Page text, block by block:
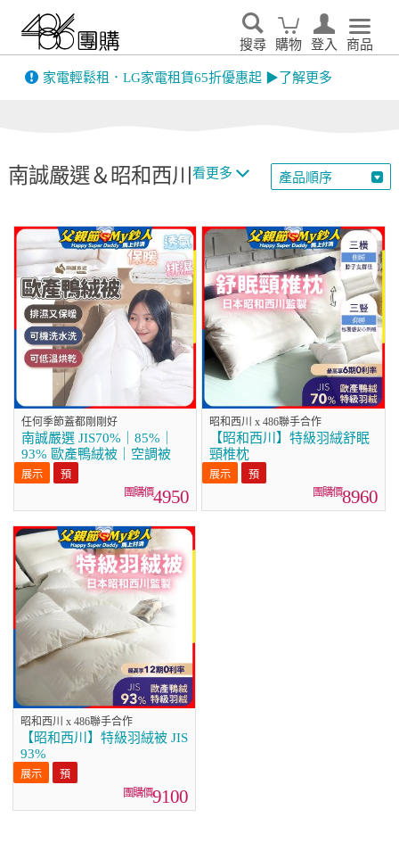
搜尋 購物 登入 商品
家電輕鬆租．LG家電租賃65折優惠起 ▶了解更多
南誠嚴選＆昭和西川 看更多 產品順序
任何季節蓋都剛剛好
南誠嚴選 JIS70%｜85%｜
93% 歐產鴨絨被｜空調被
4950
昭和西川 x 486聯手合作
【昭和西川】特級羽絨舒眠
頸椎枕
8960
昭和西川 x 486聯手合作
【昭和西川】特級羽絨被 JIS
93%
9100